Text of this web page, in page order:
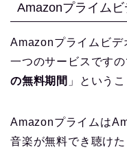
Amazonプライムビ
Amazonプライムビデ
一つのサービスです
の無料期間 」という
Amazonプライムは
音楽が無料でき聴け